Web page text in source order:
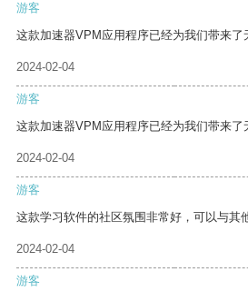
游客
这款加速器VPM应用程序已经为我们带来了
2024-02-04
游客
这款加速器VPM应用程序已经为我们带来了
2024-02-04
游客
这款学习软件的社区氛围非常好，可以与其
2024-02-04
游客